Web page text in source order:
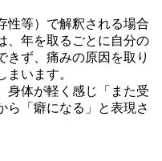
性等）で解釈される場合
、年を取るごとに自分の
きず、痛みの原因を取り
まいます。
身体が軽く感じ「また受
ら「癖になる」と表現さ